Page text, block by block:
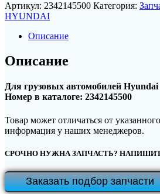
Артикул: 2342145500 Категория:
HYUNDAI
Описание
Описание
Для грузовых автомобилей Hyundai
Номер в каталоге: 2342145500
Товар может отличаться от
информация у наших менеджеров.
СРОЧНО НУЖНА ЗАПЧАСТЬ?
Заказать подбор запчасти